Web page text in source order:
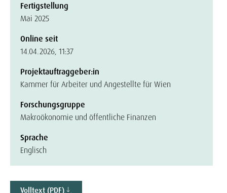
Fertigstellung
Mai 2025
Online seit
14.04.2026, 11:37
Projektauftraggeber:in
Kammer für Arbeiter und Angestellte für Wien
Forschungsgruppe
Makroökonomie und öffentliche Finanzen
Sprache
Englisch
Volltext (PDF)